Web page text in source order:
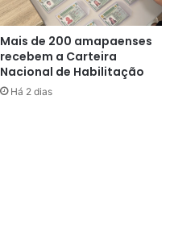
Mais de 200 amapaenses
recebem a Carteira
Nacional de Habilitação
Há 2 dias